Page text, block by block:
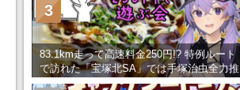
83.1km走って高速料金250円!? 特例ルート
で訪れた「宝塚北SA」では手塚治虫全力推
し＆関西グルメが楽しめる！
3